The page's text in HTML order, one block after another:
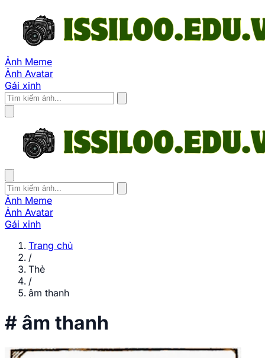
Ảnh Meme
Ảnh Avatar
Gái xinh
Ảnh Meme
Ảnh Avatar
Gái xinh
Trang chủ
/
Thẻ
/
âm thanh
# âm thanh